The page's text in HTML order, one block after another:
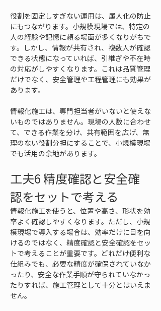
役割を固定しすぎない運用は、属人化の防止
にもつながります。小規模現場では、特定の
人の経験や記憶に頼る場面が多くなりがちで
す。しかし、情報が共有され、複数人が確認
できる状態になっていれば、引継ぎや不在時
の対応がしやすくなります。これは品質管理
だけでなく、安全管理や工程管理にも効果が
あります。
情報化施工は、専門担当者がいないと使えな
いものではありません。現場の人数に合わせ
て、できる作業を分け、共有範囲を広げ、無
理のない役割分担にすることで、小規模現場
でも活用の余地があります。
工夫6 精度確認と安全確
認をセットで考える
情報化施工を使うと、位置や高さ、形状を効
率よく確認しやすくなります。ただし、小規
模現場で導入する場合は、効率だけに目を向
けるのではなく、精度確認と安全確認をセッ
トで考えることが重要です。どれだけ便利な
仕組みでも、必要な精度が確保されていなか
ったり、安全な作業手順が守られていなかっ
たりすれば、施工管理として十分とはいえま
せん。